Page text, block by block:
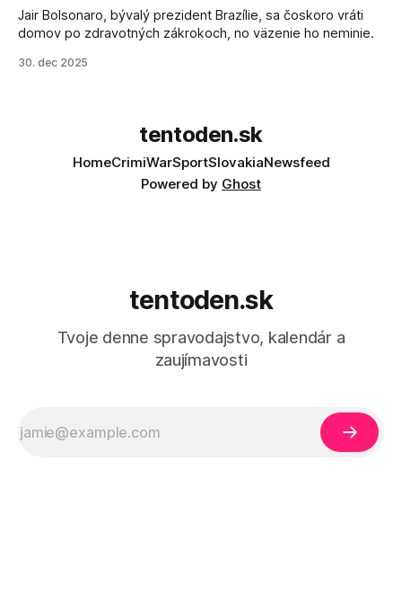
Jair Bolsonaro, bývalý prezident Brazílie, sa čoskoro vráti
domov po zdravotných zákrokoch, no väzenie ho neminie.
30. dec 2025
tentoden.sk
HomeCrimiWarSportSlovakiaNewsfeed
Powered by Ghost
tentoden.sk
Tvoje denne spravodajstvo, kalendár a
zaujímavosti